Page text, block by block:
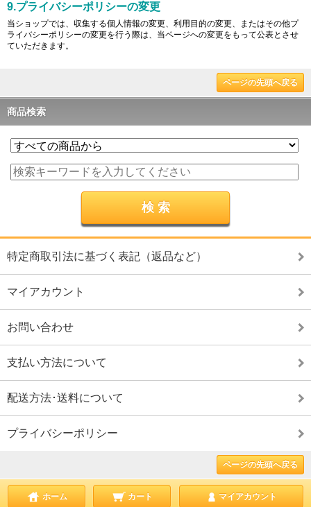
9.プライバシーポリシーの変更
当ショップでは、収集する個人情報の変更、利用目的の変更、またはその他プ
ライバシーポリシーの変更を行う際は、当ページへの変更をもって公表とさせ
ていただきます。
ページの先頭へ戻る
商品検索
特定商取引法に基づく表記（返品など）
マイアカウント
お問い合わせ
支払い方法について
配送方法･送料について
プライバシーポリシー
ページの先頭へ戻る
ホーム カート マイアカウント